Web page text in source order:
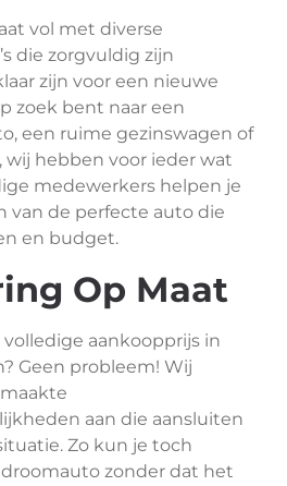
vol met diverse
die zorgvuldig zijn
zijn voor een nieuwe
zoek bent naar een
een ruime gezinswagen of
hebben voor ieder wat
medewerkers helpen je
van de perfecte auto die
en budget.
Op Maat
aankoopprijs in
Geen probleem! Wij
aan die aansluiten
Zo kun je toch
zonder dat het